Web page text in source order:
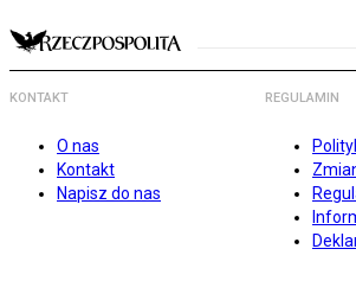
KONTAKT
O nas
Kontakt
Napisz do nas
REGULAMIN